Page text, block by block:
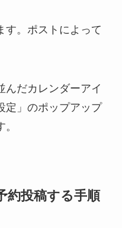
す。ポストによって
んだカレンダーアイ
定」のポップアップ
約投稿する手順